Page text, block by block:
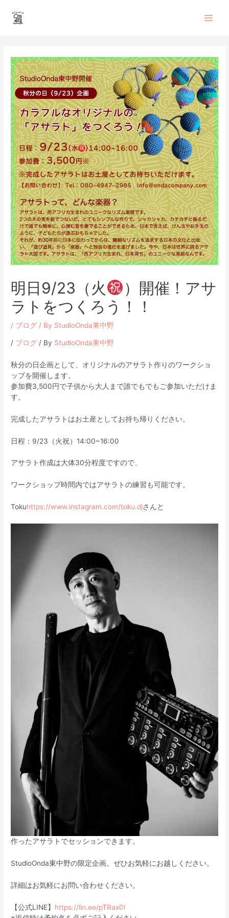
明日9/23（火
）開催！アサ
ラトをつくろう！！
/ ブログ / By StudioOnda東中野
/ ブログ / By StudioOnda東中野
秋分の日企画として、オリジナルのアサラト作りのワークショ
ップを開催します。
参加費3,500円で子供から大人まで誰でもでもご参加いただけま
す。
完成したアサラトはお土産としてお持ち帰りください。
日程：9/23（火祝）14:00~16:00
アサラト作成は大体30分程度ですので、
ワークショップ時間内ではアサラトの練習も可能です。
Tokuhttps://www.instagram.com/toku.djさんと
作ったアサラトでセッションできます。
StudioOnda東中野の限定企画。ぜひお気軽にお越しください。
詳細はお気軽にお問い合わせください。
【公式LINE】 https://lin.ee/pTRax0l
ナ
ビ
ゲ
ー
シ
ョ
ン